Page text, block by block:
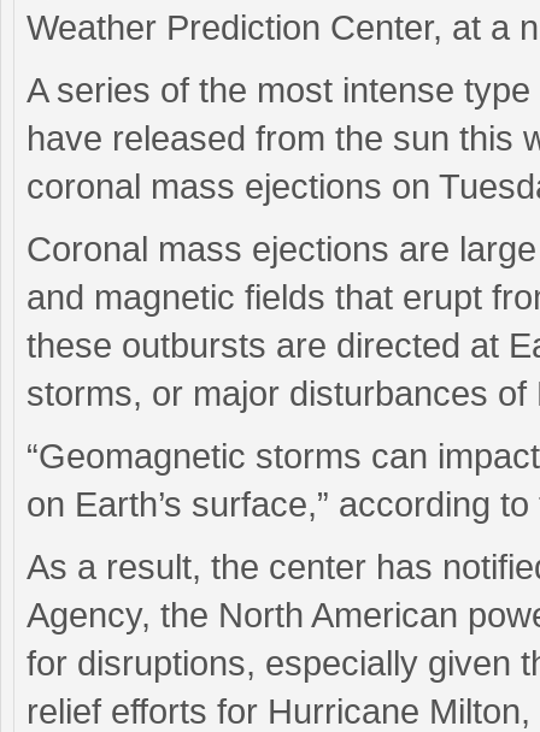
Weather Prediction Center, at a
A series of the most intense
have released from the sun this
coronal mass ejections on
Coronal mass ejections are
and magnetic fields that erupt
these outbursts are directed at
storms, or major disturbances of
“Geomagnetic storms can
on Earth’s surface,” according
As a result, the center has
Agency, the North American
for disruptions, especially given
relief efforts for Hurricane